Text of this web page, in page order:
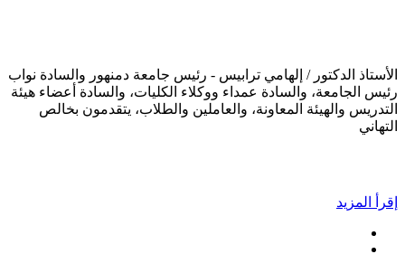
الأستاذ الدكتور / إلهامي ترابيس - رئيس جامعة دمنهور والسادة نواب
رئيس الجامعة، والسادة عمداء ووكلاء الكليات، والسادة أعضاء هيئة
التدريس والهيئة المعاونة، والعاملين والطلاب، يتقدمون بخالص
التهاني
إقرأ المزيد